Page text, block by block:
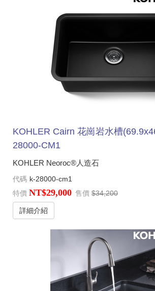
KOHLER Cairn 花崗岩水槽
28000-CM1
KOHLER Neoroc®人造石
代碼 k-28000-cm1
特價 NT$29,000 售價 $34,200
詳細介紹